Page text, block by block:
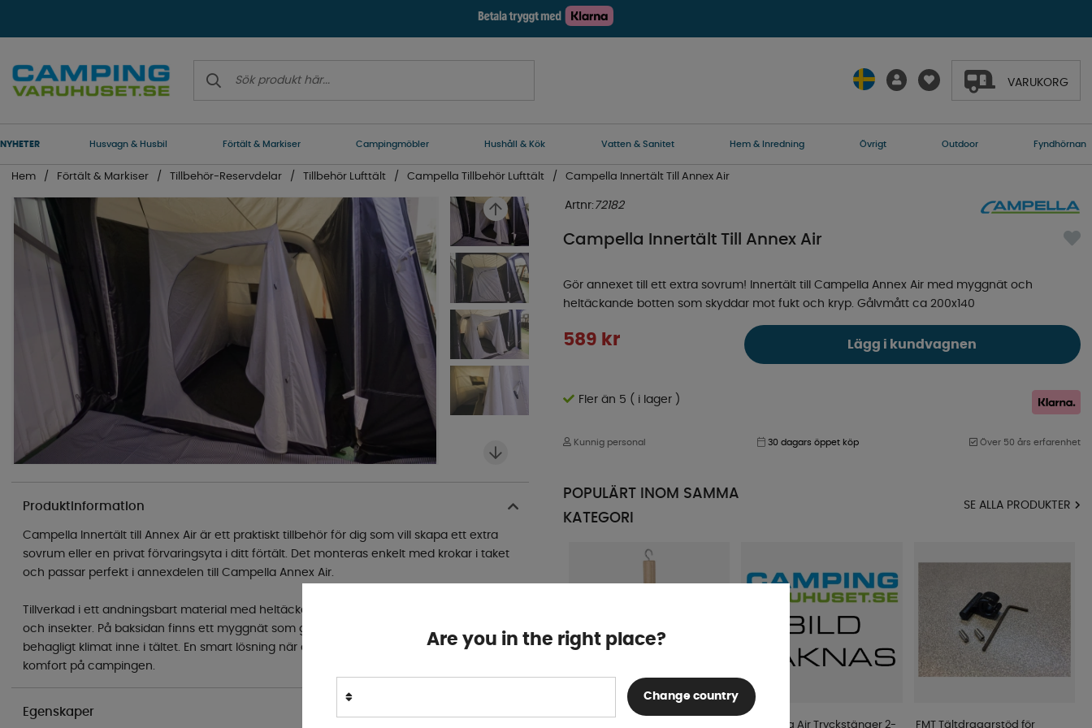
VARUKORG
NYHETER Husvagn & Husbil Förtält & Markiser Campingmöbler Hushåll & Kök Vatten & Sanitet Hem & Inredning Övrigt Outdoor Fyndhörnan
Hem Förtält & Markiser Tillbehör-Reservdelar Tillbehör Lufttält Campella Tillbehör Lufttält Campella Innertält Till Annex Air
Artnr: 72182
Campella Innertält Till Annex Air
Gör annexet till ett extra sovrum! Innertält till Campella Annex Air med myggnät och
heltäckande botten som skyddar mot fukt och kryp. Gålvmått ca 200x140
589 kr Lägg i kundvagnen
Fler än 5 ( i lager )
Kunnig personal 30 dagars öppet köp Över 50 års erfarenhet
Produktinformation
Campella Innertält till Annex Air är ett praktiskt tillbehör för dig som vill skapa ett extra
sovrum eller en privat förvaringsyta i ditt förtält. Det monteras enkelt med krokar i taket
och passar perfekt i annexdelen till Campella Annex Air.
Tillverkad i ett andningsbart material med heltäckande botten som skyddar mot fukt
och insekter. På baksidan finns ett myggnät som ger god ventilation och bidrar till ett
behagligt klimat inne i tältet. En smart lösning när du vill ha mer plats, flexibilitet och
komfort på campingen.
Egenskaper
POPULÄRT INOM SAMMA
KATEGORI
SE ALLA PRODUKTER
Campella Air Tryckstänger 2- FMT Tältdragarstöd för
Are you in the right place?
Change country